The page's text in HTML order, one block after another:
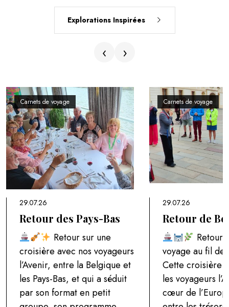
Explorations Inspirées
‹ ›
Carnets de voyage
29.07.26
Retour des Pays-Bas
Retour sur une
croisière avec nos voyageurs
l’Avenir, entre la Belgique et
les Pays-Bas, et qui a séduit
par son format en petit
Carnets de voyage
29.07.26
Retour de
Retour
voyage au fil de
Cette croisière
les voyageurs
cœur de